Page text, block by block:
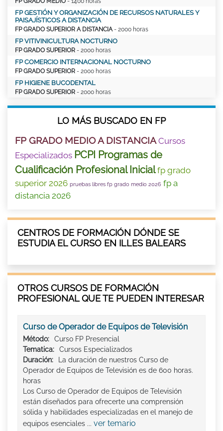
FP GESTIÓN Y ORGANIZACIÓN DE RECURSOS NATURALES Y
PAISAJÍSTICOS A DISTANCIA
FP GRADO SUPERIOR A DISTANCIA- 2000 horas
FP VITIVINICULTURA NOCTURNO
FP GRADO SUPERIOR - 2000 horas
FP COMERCIO INTERNACIONAL NOCTURNO
FP GRADO SUPERIOR - 2000 horas
FP HIGIENE BUCODENTAL
FP GRADO SUPERIOR - 2000 horas
LO MÁS BUSCADO EN FP
FP GRADO MEDIO A DISTANCIA Cursos
Especializados PCPI Programas de
Cualificación Profesional Inicial fp grado
superior 2026 pruebas libres fp grado medio 2026 fp a
distancia 2026
CENTROS DE FORMACIÓN DÓNDE SE
ESTUDIA EL CURSO EN ILLES BALEARS
OTROS CURSOS DE FORMACIÓN
PROFESIONAL QUE TE PUEDEN INTERESAR
Curso de Operador de Equipos de Televisión
Método:
Curso FP Presencial
Tematica:
Cursos Especializados
Duración:
La duración de nuestros Curso de
Operador de Equipos de Televisión es de 600 horas.
horas
Los Curso de Operador de Equipos de Televisión
están diseñados para ofrecerte una comprensión
sólida y habilidades especializadas en el manejo de
equipos esenciales ... ver temario